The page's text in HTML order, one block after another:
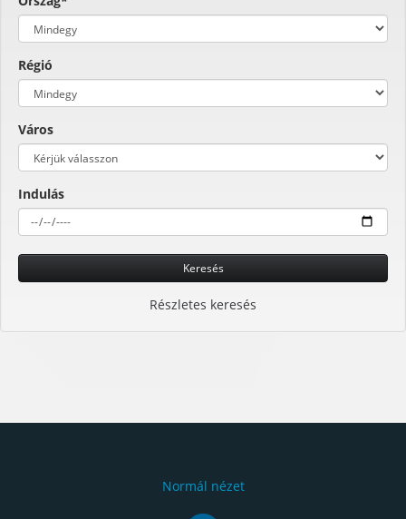
Régió
Város
Indulás
Keresés
Részletes keresés
Normál nézet